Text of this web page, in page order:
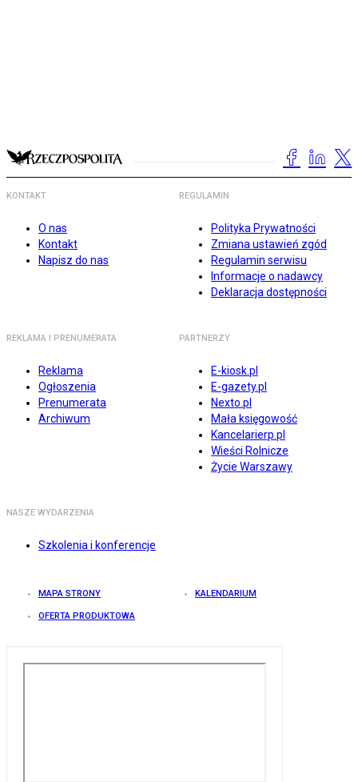
KONTAKT
O nas
Kontakt
Napisz do nas
REGULAMIN
Polityka Prywatności
Zmiana ustawień zgód
Regulamin serwisu
Informacje o nadawcy
Deklaracja dostępności
REKLAMA I PRENUMERATA
Reklama
Ogłoszenia
Prenumerata
Archiwum
PARTNERZY
E-kiosk.pl
E-gazety.pl
Nexto.pl
Mała księgowość
Kancelarierp.pl
Wieści Rolnicze
Życie Warszawy
NASZE WYDARZENIA
Szkolenia i konferencje
MAPA STRONY KALENDARIUM
OFERTA PRODUKTOWA